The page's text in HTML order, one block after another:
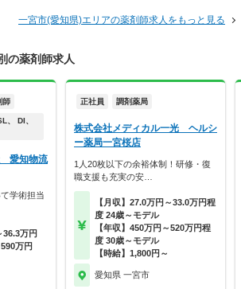
一宮市(愛知県)エリアの薬剤師求人をもっと見る
の薬剤師求人
師
、 DI、
愛知物流
学術担当
36.3万円
万円
正社員 調剤薬局
株式会社メディカル一光 ヘルシ
ー薬局一宮桜店
1人20枚以下の余裕体制！研修・復
職支援も充実の安…
【月収】27.0万円～33.0万円程
度 24歳～モデル
【年収】450万円～520万円程
度 30歳～モデル
【時給】1,800円～
愛知県 一宮市